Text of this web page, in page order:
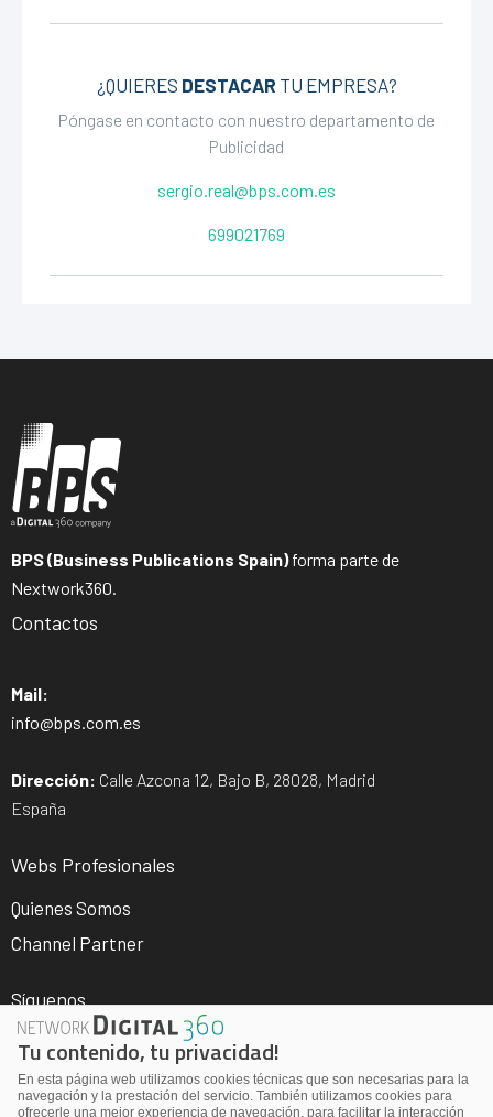
¿QUIERES DESTACAR TU EMPRESA?
Póngase en contacto con nuestro departamento de
Publicidad
sergio.real@bps.com.es
699021769
BPS (Business Publications Spain)forma parte de
Nextwork360.
Contactos
Mail:
info@bps.com.es
Dirección: Calle Azcona 12, Bajo B, 28028, Madrid
España
Webs Profesionales
Quienes Somos
Channel Partner
Síguenos
Tu contenido, tu privacidad!
En esta página web utilizamos cookies técnicas que son necesarias para la
navegación y la prestación del servicio. También utilizamos cookies para
ofrecerle una mejor experiencia de navegación, para facilitar la interacción